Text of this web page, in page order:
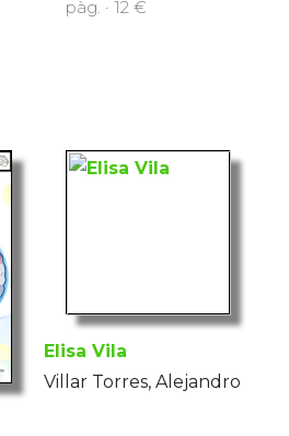
pàg. · 12 €
Elisa Vila
Villar Torres, Alejandro